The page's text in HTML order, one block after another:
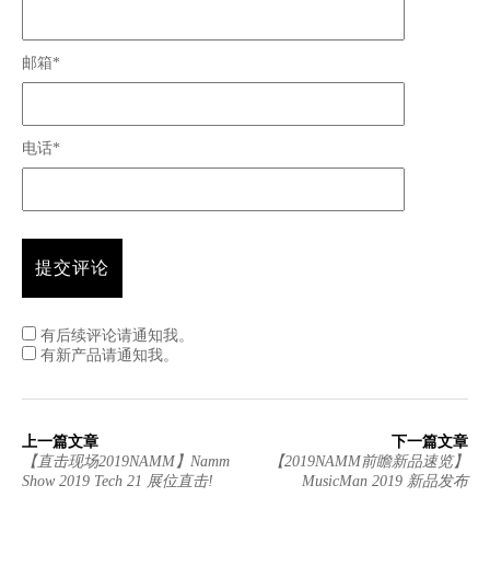
邮箱*
电话*
有后续评论请通知我。
有新产品请通知我。
上一篇文章
【直击现场2019NAMM】Namm
Show 2019 Tech 21 展位直击!
下一篇文章
【2019NAMM前瞻新品速览】
MusicMan 2019 新品发布